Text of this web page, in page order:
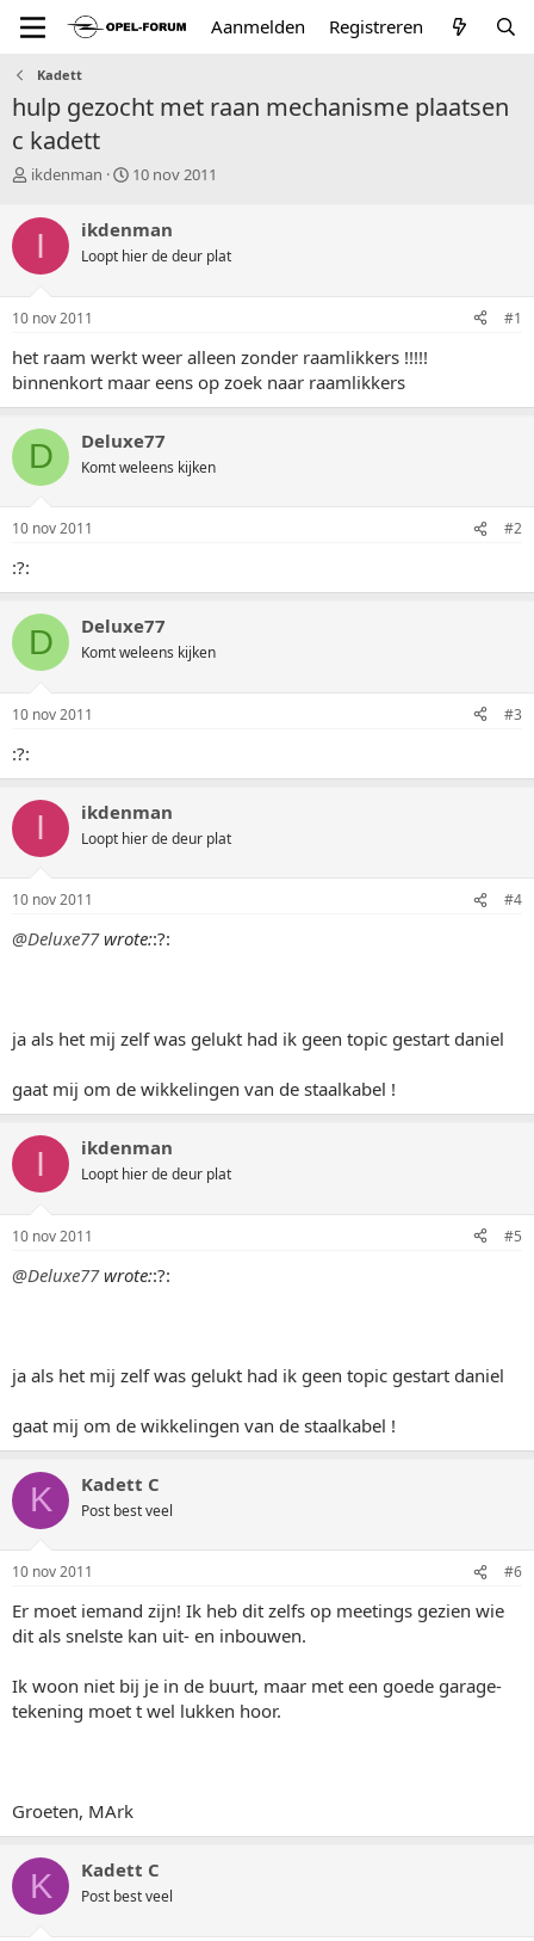
Aanmelden Registreren
Kadett
hulp gezocht met raan mechanisme plaatsen
c kadett
T
p
s
a
t
e
r
ikdenman
S
r
t
a
m
10 nov 2011
I ikdenman
Loopt hier de deur plat
10 nov 2011 #1
het raam werkt weer alleen zonder raamlikkers !!!!!
binnenkort maar eens op zoek naar raamlikkers
D Deluxe77
Komt weleens kijken
10 nov 2011 #2
:?:
D Deluxe77
Komt weleens kijken
10 nov 2011 #3
:?:
I ikdenman
Loopt hier de deur plat
10 nov 2011 #4
@Deluxe77wrote::?:
ja als het mij zelf was gelukt had ik geen topic gestart daniel
gaat mij om de wikkelingen van de staalkabel !
I ikdenman
Loopt hier de deur plat
10 nov 2011 #5
@Deluxe77wrote::?:
ja als het mij zelf was gelukt had ik geen topic gestart daniel
gaat mij om de wikkelingen van de staalkabel !
K Kadett C
Post best veel
10 nov 2011 #6
Er moet iemand zijn! Ik heb dit zelfs op meetings gezien wie
dit als snelste kan uit- en inbouwen.
Ik woon niet bij je in de buurt, maar met een goede garage-
tekening moet t wel lukken hoor.
Groeten, MArk
K Kadett C
Post best veel